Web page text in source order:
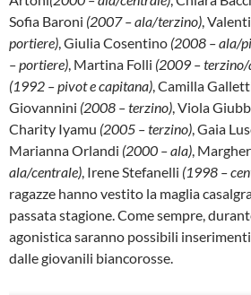
Sofia Baroni (2007 – ala/terzino),
portiere), Giulia Cosentino (2008 – ala/
– portiere), Martina Folli (2009 – terzino/
(1992 – pivot e capitana), Camilla
Giovannini (2008 – terzino), Viola
Charity Iyamu (2005 – terzino), Gaia
Marianna Orlandi (2000 – ala),
ala/centrale), Irene Stefanelli (1998 –
ragazze hanno vestito la maglia
passata stagione. Come sempre,
agonistica saranno possibili
dalle giovanili biancorosse.